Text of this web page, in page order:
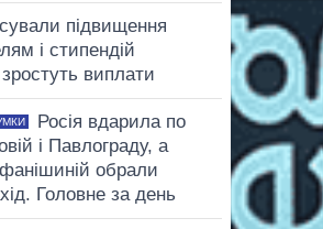
підвищення
і стипендій
виплати
Росія вдарила по
і Павлограду, а
обрали
Головне за день